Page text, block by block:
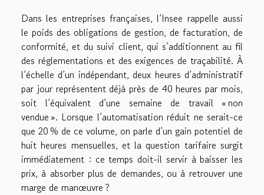
Dans les entreprises françaises, l’Insee rappelle aussi
le poids des obligations de gestion, de facturation, de
conformité, et du suivi client, qui s’additionnent au fil
des réglementations et des exigences de traçabilité. À
l’échelle d’un indépendant, deux heures d’administratif
par jour représentent déjà près de 40 heures par mois,
soit l’équivalent d’une semaine de travail « non
vendue ». Lorsque l’automatisation réduit ne serait-ce
que 20 % de ce volume, on parle d’un gain potentiel de
huit heures mensuelles, et la question tarifaire surgit
immédiatement : ce temps doit-il servir à baisser les
prix, à absorber plus de demandes, ou à retrouver une
marge de manœuvre ?